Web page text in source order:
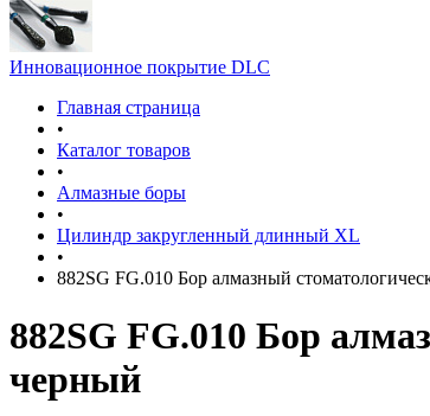
Инновационное покрытие DLC
Главная страница
•
Каталог товаров
•
Алмазные боры
•
Цилиндр закругленный длинный XL
•
882SG FG.010 Бор алмазный
882SG FG.010 Бор
черный